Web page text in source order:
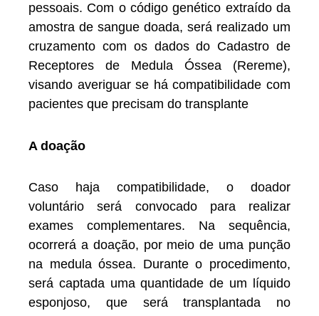
pessoais. Com o código genético extraído da
amostra de sangue doada, será realizado um
cruzamento com os dados do Cadastro de
Receptores de Medula Óssea (Rereme),
visando averiguar se há compatibilidade com
pacientes que precisam do transplante
A doação
Caso haja compatibilidade, o doador
voluntário será convocado para realizar
exames complementares. Na sequência,
ocorrerá a doação, por meio de uma punção
na medula óssea. Durante o procedimento,
será captada uma quantidade de um líquido
esponjoso, que será transplantada no